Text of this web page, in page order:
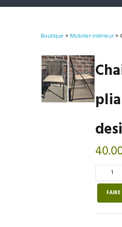
Boutique > Mobilier intérieur >
Quantité
de
Chaise
pliante